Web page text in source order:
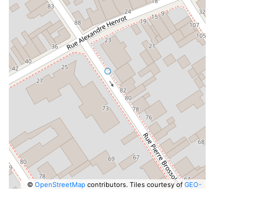
© OpenStreetMapcontributors. Tiles courtesy of GEO-